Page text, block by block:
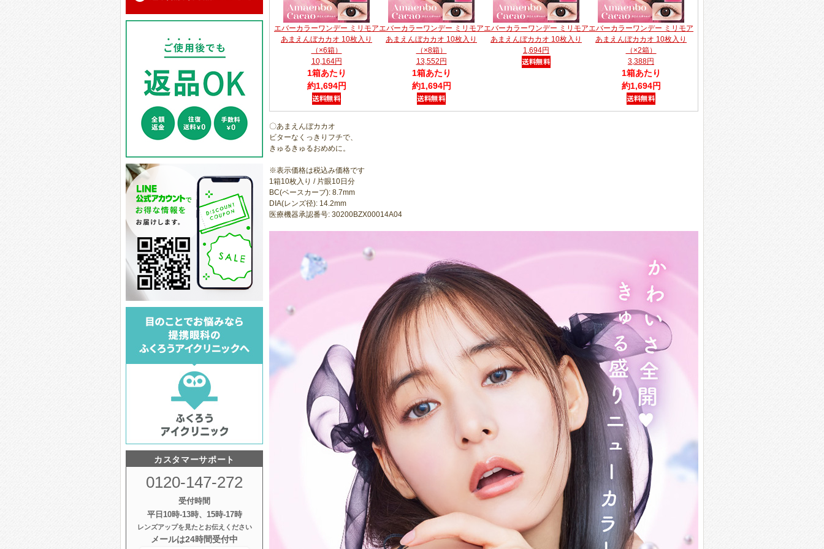
カスタマーサポート
0120-147-272
受付時間
平日10時‐13時、15時‐17時
レンズアップを見たとお伝えください
メールは24時間受付中
エバーカラーワンデー ミリモア
あまえんぼカカオ 10枚入り
（×6箱）
10,164円
1箱あたり
約1,694円
エバーカラーワンデー ミリモア
あまえんぼカカオ 10枚入り
（×8箱）
13,552円
1箱あたり
約1,694円
エバーカラーワンデー ミリモア
あまえんぼカカオ 10枚入り
1,694円
エバーカラーワンデー ミリモア
あまえんぼカカオ 10枚入り
（×2箱）
3,388円
1箱あたり
約1,694円
〇あまえんぼカカオ
ビターなくっきりフチで、
きゅるきゅるおめめに。
※表示価格は税込み価格です
1箱10枚入り / 片眼10日分
BC(ベースカーブ): 8.7mm
DIA(レンズ径): 14.2mm
医療機器承認番号: 30200BZX00014A04